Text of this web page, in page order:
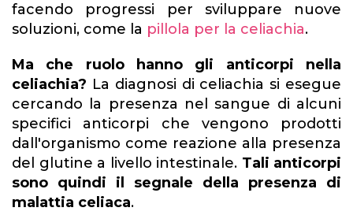
facendo progressi per sviluppare nuove
soluzioni, come la pillola per la celiachia.
Ma che ruolo hanno gli anticorpi nella
celiachia? La diagnosi di celiachia si esegue
cercando la presenza nel sangue di alcuni
specifici anticorpi che vengono prodotti
dall'organismo come reazione alla presenza
del glutine a livello intestinale. Tali anticorpi
sono quindi il segnale della presenza di
malattia celiaca.